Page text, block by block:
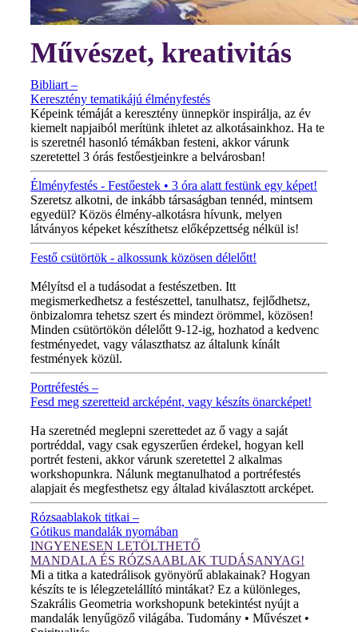
Művészet, kreativitás
Bibliart –
Keresztény tematikájú élményfestés
Képeink témáját a keresztény ünnepkör inspirálja, az év
kiemelt napjaiból merítünk ihletet az alkotásainkhoz. Ha te
is szeretnél hasonló témákban festeni, akkor várunk
szeretettel 3 órás festőestjeinkre a belvárosban!
Élményfestés - Festőestek • 3 óra alatt festünk egy képet!
Szeretsz alkotni, de inkább társaságban tennéd, mintsem
egyedül? Közös élmény-alkotásra hívunk, melyen
látványos képeket készíthetsz előképzettség nélkül is!
Festő csütörtök - alkossunk közösen délelőtt!
Mélyítsd el a tudásodat a festészetben. Itt
megismerkedhetsz a festészettel, tanulhatsz, fejlődhetsz,
önbizalomra tehetsz szert és mindezt örömmel, közösen!
Minden csütörtökön délelőtt 9-12-ig, hozhatod a kedvenc
festményedet, vagy választhatsz az általunk kínált
festmények közül.
Portréfestés –
Fesd meg szeretteid arcképént, vagy készíts önarcképet!
Ha szeretnéd meglepni szerettedet az ő vagy a saját
portréddal, vagy csak egyszerűen érdekel, hogyan kell
portrét festeni, akkor várunk szeretettel 2 alkalmas
workshopunkra. Nálunk megtanulhatod a portréfestés
alapjait és megfesthetsz egy általad kiválasztott arcképet.
Rózsaablakok titkai –
Gótikus mandalák nyomában
INGYENESEN LETÖLTHETŐ
MANDALA ÉS RÓZSAABLAK TUDÁSANYAG!
Mi a titka a katedrálisok gyönyörű ablakainak? Hogyan
készíts te is lélegzetelállító mintákat? Ez a különleges,
Szakrális Geometria workshopunk betekintést nyújt a
mandalák lenyűgöző világába. Tudomány • Művészet •